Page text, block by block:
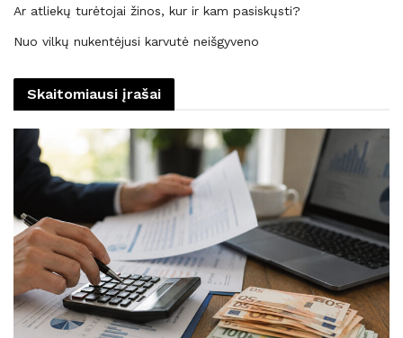
Ar atliekų turėtojai žinos, kur ir kam pasiskųsti?
Nuo vilkų nukentėjusi karvutė neišgyveno
Skaitomiausi įrašai